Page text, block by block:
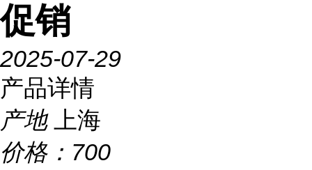
促销
2025-07-29
产品详情
产地
上海
价格： 700